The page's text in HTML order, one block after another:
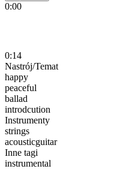
0:00
0:14
Nastrój/Temat
happy
peaceful
ballad
introdcution
Instrumenty
strings
acousticguitar
Inne tagi
instrumental